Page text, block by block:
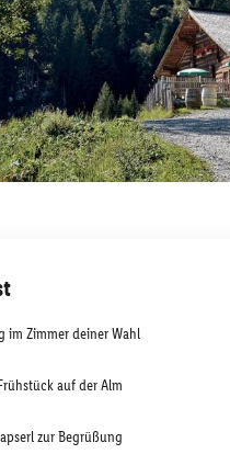
im Zimmer deiner Wahl
auf der Alm
zur Begrüßung